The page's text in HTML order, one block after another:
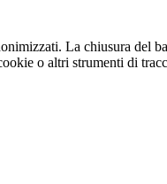
La chiusura del
o altri strumenti di